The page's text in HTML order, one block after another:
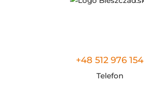
+48 512 976 154
Telefon